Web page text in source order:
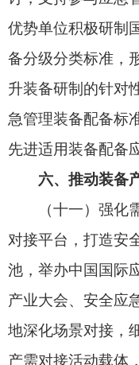
加大投入力度，推动
符合条件的应急管理装
理先进适用技术装备推
术装备推广应用指导目
目录、安全应急装备应
制定安全应急领域无线
法，及时查处相关无线
针对性政策措施，持
度。